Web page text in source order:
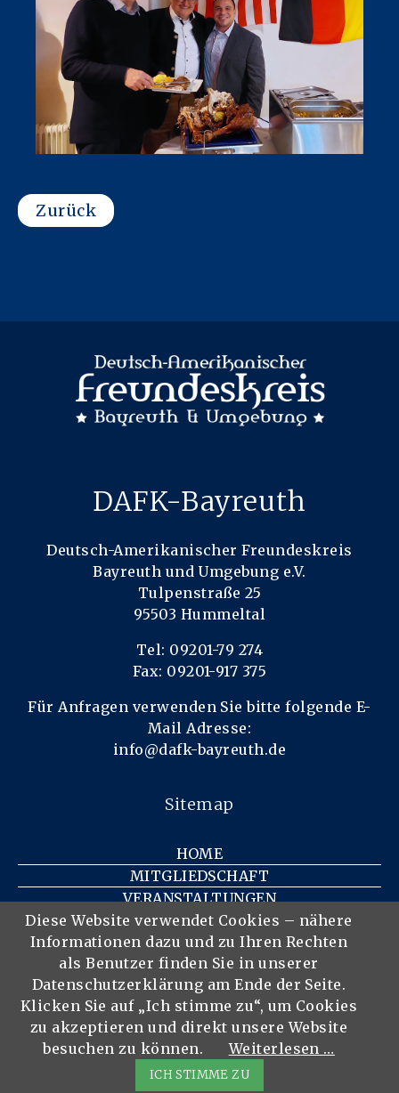
Zurück
DAFK-Bayreuth
Deutsch-Amerikanischer Freundeskreis
Bayreuth und Umgebung e.V.
Tulpenstraße 25
95503 Hummeltal
Tel: 09201-79 274
Fax: 09201-917 375
Für Anfragen verwenden Sie bitte folgende E-
Mail Adresse:
info@dafk-bayreuth.de
Sitemap
HOME
MITGLIEDSCHAFT
VERANSTALTUNGEN
KONTAKT
IMPRESSUM
DATENSCHUTZ
DER VEREIN
MITGLIEDER
Diese Website verwendet Cookies – nähere
Informationen dazu und zu Ihren Rechten
als Benutzer finden Sie in unserer
Datenschutzerklärung am Ende der Seite.
Klicken Sie auf „Ich stimme zu“, um Cookies
zu akzeptieren und direkt unsere Website
besuchen zu können.
Weiterlesen …
ICH STIMME ZU